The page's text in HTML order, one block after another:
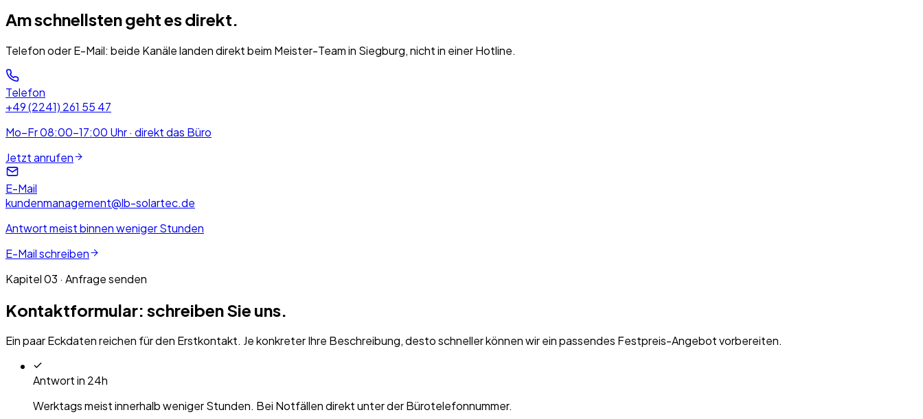
Am schnellsten geht es direkt.
Telefon oder E-Mail: beide Kanäle landen direkt beim Meister-Team in Siegburg, nicht in einer Hotline.
Telefon
+49 (2241) 261 55 47
Mo–Fr 08:00–17:00 Uhr · direkt das Büro
Jetzt anrufen
E-Mail
kundenmanagement@lb-solartec.de
Antwort meist binnen weniger Stunden
E-Mail schreiben
Kapitel 03 · Anfrage senden
Kontaktformular: schreiben Sie uns.
Ein paar Eckdaten reichen für den Erstkontakt. Je konkreter Ihre Beschreibung, desto schneller können wir ein passendes Festpreis-Angebot vorbereiten.
Antwort in 24h
Werktags meist innerhalb weniger Stunden. Bei Notfällen direkt unter der Bürotelefonnummer.